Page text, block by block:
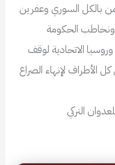
بالكل السوري وعفرين
الحكومة
الاتحادية لوقف
الأطراف لإنهاء الصراع
التركي